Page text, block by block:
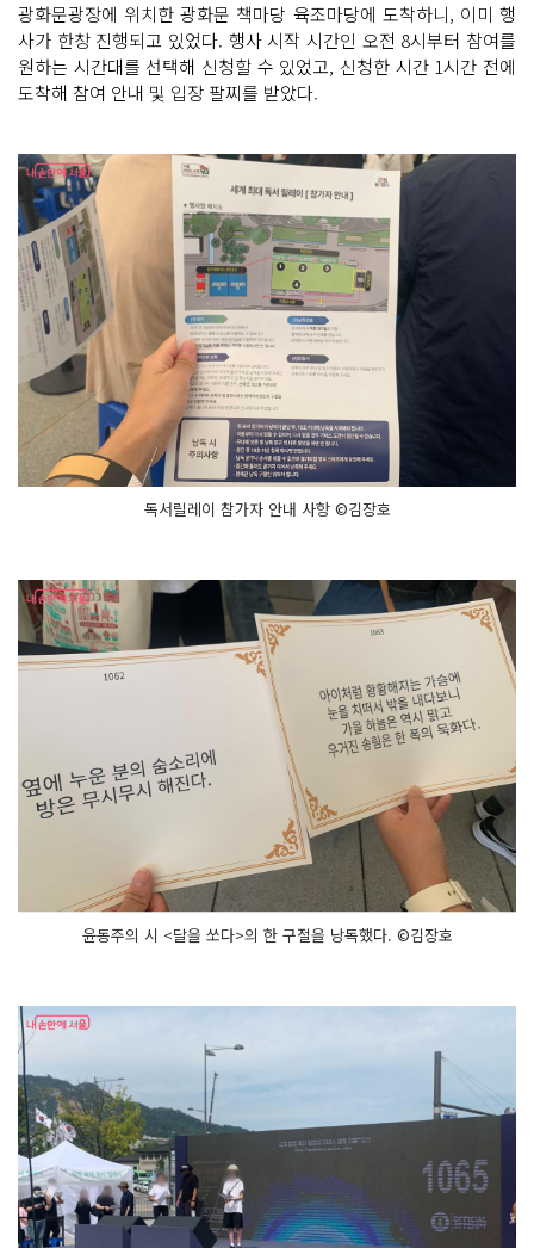
광화문광장에 위치한 광화문 책마당 육조마당에 도착하니, 이미 행
사가 한창 진행되고 있었다. 행사 시작 시간인 오전 8시부터 참여를
원하는 시간대를 선택해 신청할 수 있었고, 신청한 시간 1시간 전에
도착해 참여 안내 및 입장 팔찌를 받았다.
독서릴레이 참가자 안내 사항 ©김장호
윤동주의 시 <달을 쏘다>의 한 구절을 낭독했다. ©김장호